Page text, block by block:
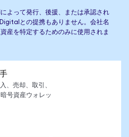
よって発行、後援、または承認され
との提携もありません。会社名
産を特定するためのみに使用されま
、売却、取引、
号資産ウォレッ